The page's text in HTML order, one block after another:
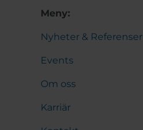
Meny:
Nyheter & Referenser
Events
Om oss
Karriär